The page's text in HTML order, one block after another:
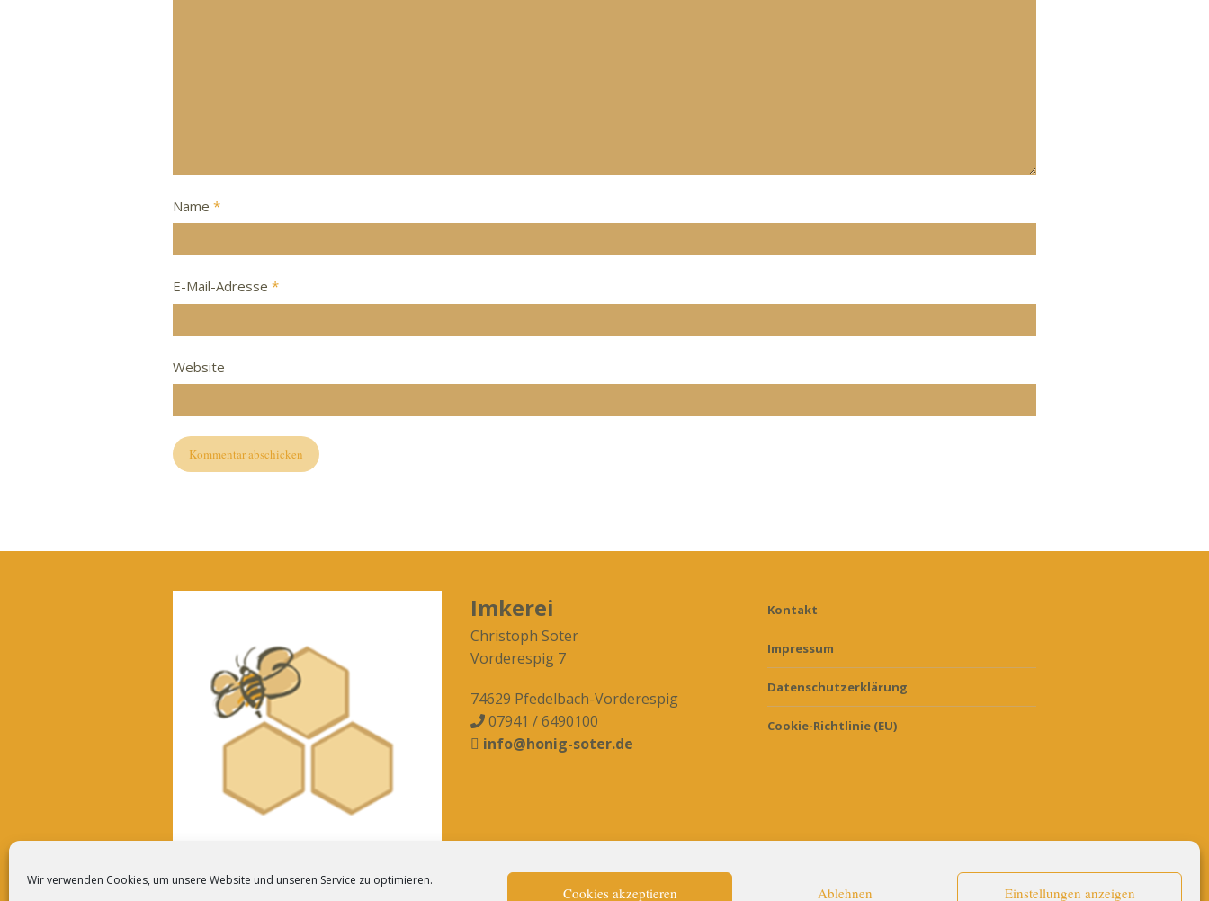
Wir verwenden Cookies, um unsere Website und unseren Service zu optimieren.
Cookies akzeptieren Ablehnen Einstellungen anzeigen
Name *
E-Mail-Adresse *
Website
Imkerei
Christoph Soter
Vorderespig 7
74629 Pfedelbach-Vorderespig
07941 / 6490100
 info@honig-soter.de
Kontakt
Impressum
Datenschutzerklärung
Cookie-Richtlinie (EU)